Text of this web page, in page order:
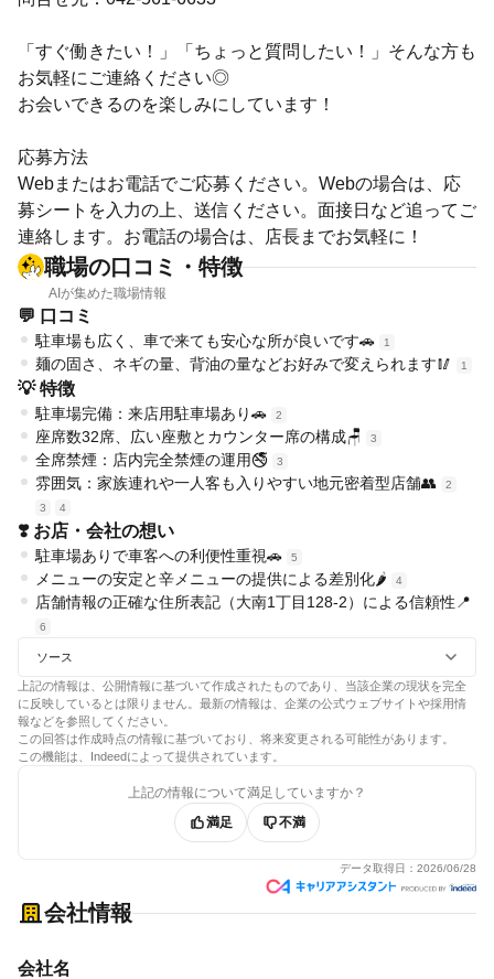
「すぐ働きたい！」「ちょっと質問したい！」そんな方も
お気軽にご連絡ください◎
お会いできるのを楽しみにしています！
応募方法
Webまたはお電話でご応募ください。Webの場合は、応
募シートを入力の上、送信ください。面接日など追ってご
連絡します。お電話の場合は、店長までお気軽に！
職場の口コミ・特徴
AIが集めた職場情報
💬 口コミ
駐車場も広く、車で来ても安心な所が良いです🚗 1
麺の固さ、ネギの量、背油の量などお好みで変えられます🥢 1
💡 特徴
駐車場完備：来店用駐車場あり🚗 2
座席数32席、広い座敷とカウンター席の構成🪑 3
全席禁煙：店内完全禁煙の運用🚭 3
雰囲気：家族連れや一人客も入りやすい地元密着型店舗👥
2
3
4
❣️ お店・会社の想い
駐車場ありで車客への利便性重視🚗 5
メニューの安定と辛メニューの提供による差別化🌶️ 4
店舗情報の正確な住所表記（大南1丁目128-2）による信頼性📍
6
ソース
上記の情報は、公開情報に基づいて作成されたものであり、当該企業の現状を完全
に反映しているとは限りません。最新の情報は、企業の公式ウェブサイトや採用情
報などを参照してください。
この回答は作成時点の情報に基づいており、将来変更される可能性があります。
この機能は、Indeedによって提供されています。
上記の情報について満足していますか？
満足
不満
データ取得日： 2026/06/28
会社情報
会社名